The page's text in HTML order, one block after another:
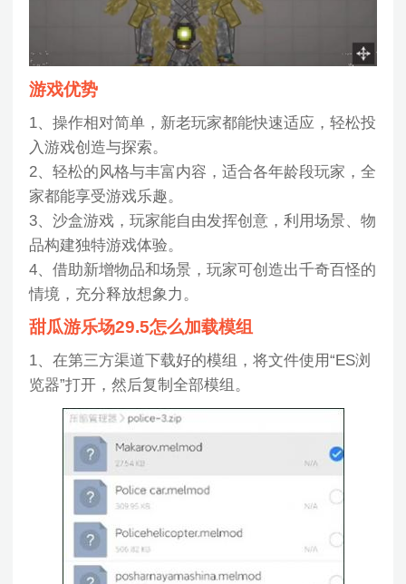
游戏优势
1、操作相对简单，新老玩家都能快速适应，轻松投
入游戏创造与探索。
2、轻松的风格与丰富内容，适合各年龄段玩家，全
家都能享受游戏乐趣。
3、沙盒游戏，玩家能自由发挥创意，利用场景、物
品构建独特游戏体验。
4、借助新增物品和场景，玩家可创造出千奇百怪的
情境，充分释放想象力。
甜瓜游乐场29.5怎么加载模组
1、在第三方渠道下载好的模组，将文件使用“ES浏
览器”打开，然后复制全部模组。